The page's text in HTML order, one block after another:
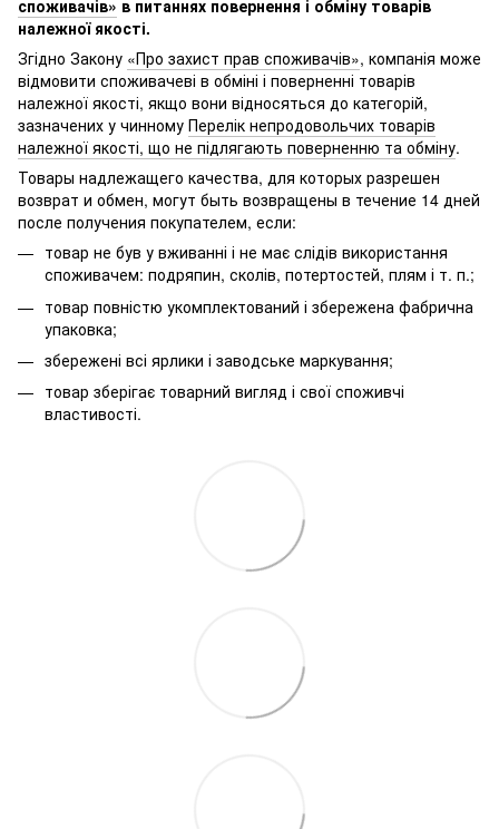
споживачів» в питаннях повернення і обміну товарів
належної якості.
Згідно Закону «Про захист прав споживачів», компанія може
відмовити споживачеві в обміні і поверненні товарів
належної якості, якщо вони відносяться до категорій,
зазначених у чинному Перелік непродовольчих товарів
належної якості, що не підлягають поверненню та обміну.
Товары надлежащего качества, для которых разрешен
возврат и обмен, могут быть возвращены в течение 14 дней
после получения покупателем, если:
товар не був у вживанні і не має слідів використання
споживачем: подряпин, сколів, потертостей, плям і т. п.;
товар повністю укомплектований і збережена фабрична
упаковка;
збережені всі ярлики і заводське маркування;
товар зберігає товарний вигляд і свої споживчі
властивості.